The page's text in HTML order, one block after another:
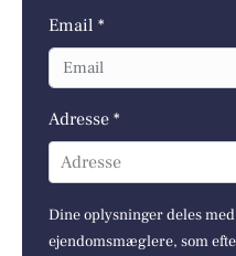
Email *
Adresse *
Adresse
Dine oplysninger deles
ejendomsmæglere, som